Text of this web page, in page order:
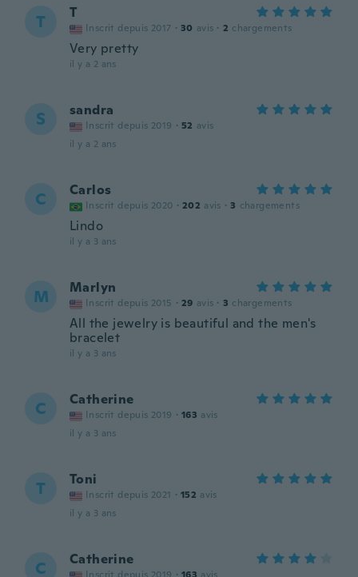
T T
Inscrit depuis 2017 · 30 avis · 2 chargements
Very pretty
il y a 2 ans
S sandra
Inscrit depuis 2019 · 52 avis
il y a 2 ans
C Carlos
Inscrit depuis 2020 · 202 avis · 3 chargements
Lindo
il y a 3 ans
M Marlyn
Inscrit depuis 2015 · 29 avis · 3 chargements
All the jewelry is beautiful and the men's
bracelet
il y a 3 ans
C Catherine
Inscrit depuis 2019 · 163 avis
il y a 3 ans
T Toni
Inscrit depuis 2021 · 152 avis
il y a 3 ans
C Catherine